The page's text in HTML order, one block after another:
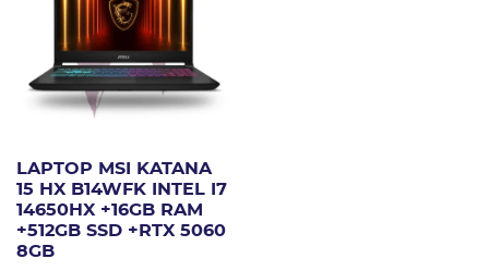
LAPTOP MSI KATANA
15 HX B14WFK INTEL I7
14650HX +16GB RAM
+512GB SSD +RTX 5060
8GB